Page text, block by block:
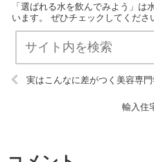
「選ばれる水を飲んでみよう」は
います。 ぜひチェックしてくだ
実はこんなに差がつく美容専門
輸入住